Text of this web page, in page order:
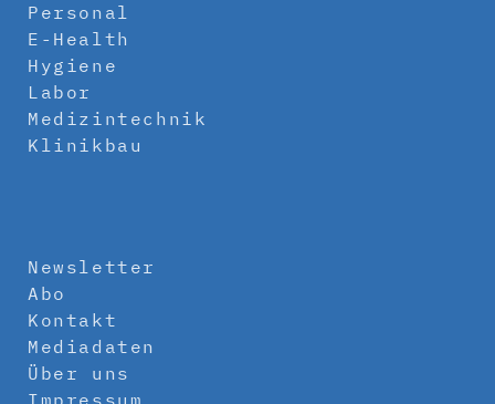
Personal
E-Health
Hygiene
Labor
Medizintechnik
Klinikbau
Newsletter
Abo
Kontakt
Mediadaten
Über uns